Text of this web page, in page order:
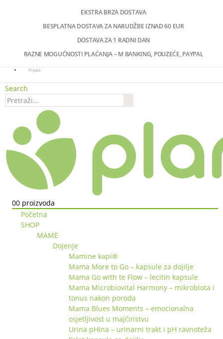
EKSTRA BRZA DOSTAVA
BESPLATNA DOSTAVA ZA NARUDŽBE IZNAD 60 EUR
DOSTAVA ZA 1 RADNI DAN
RAZNE MOGUĆNOSTI PLAĆANJA – M BANKING, POUZEĆE, PAYPAL
Prijava
Search
00 proizvoda
Početna
SHOP
MAME
Dojenje
Mamine kapi®
Mama More to Go – kapsule za dojilje
Mama Go with te Flow – lecitin kapsule
Mama Microbiovital Harmony – mikrobiota i
tonus nakon poroda
Mama Blues Moments – emocionalna
osjetljivost u majčinstvu
Urina pHina – urinarni trakt i pH ravnoteža